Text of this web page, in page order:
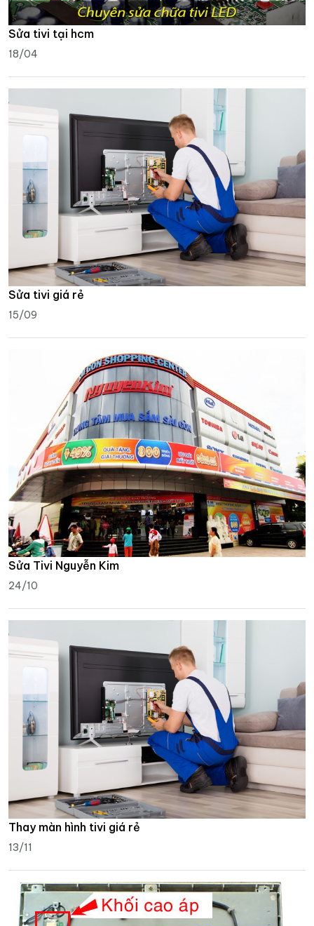
Sửa tivi tại hcm
18/04
Sửa tivi giá rẻ
15/09
Sửa Tivi Nguyễn Kim
24/10
Thay màn hình tivi giá rẻ
13/11